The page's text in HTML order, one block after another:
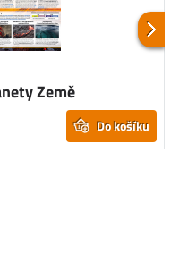
Země
Do košíku